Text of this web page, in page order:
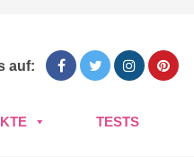
auf:
TESTS